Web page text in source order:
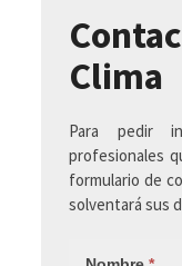
Clima
Para pedir
profesionales
formulario de
solventará sus